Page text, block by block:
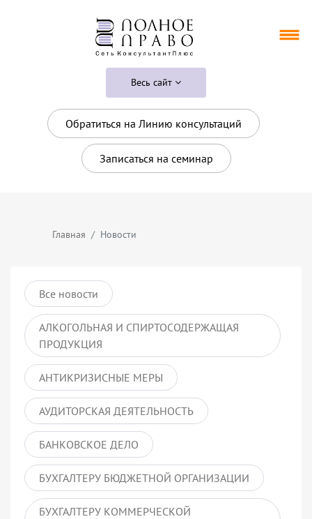
Весь сайт
Обратиться на Линию консультаций
Записаться на семинар
Главная Новости
Все новости
АЛКОГОЛЬНАЯ И СПИРТОСОДЕРЖАЩАЯ
ПРОДУКЦИЯ
АНТИКРИЗИСНЫЕ МЕРЫ
АУДИТОРСКАЯ ДЕЯТЕЛЬНОСТЬ
БАНКОВСКОЕ ДЕЛО
БУХГАЛТЕРУ БЮДЖЕТНОЙ ОРГАНИЗАЦИИ
БУХГАЛТЕРУ КОММЕРЧЕСКОЙ